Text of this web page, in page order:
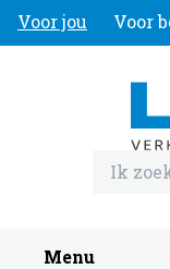
Voor jou Voor
Menu